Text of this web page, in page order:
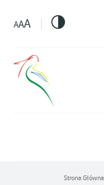
AAA
Strona Główna